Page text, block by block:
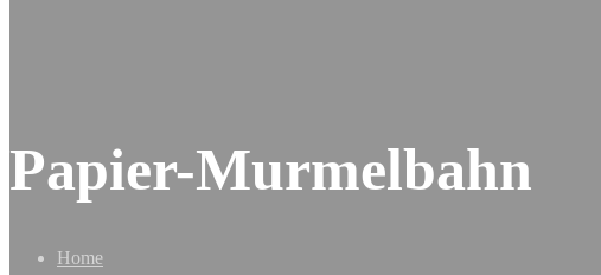
Papier-Murmelbahn
Home